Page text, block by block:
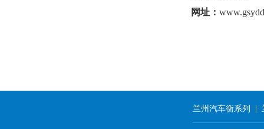
网址：
兰州汽车衡系列